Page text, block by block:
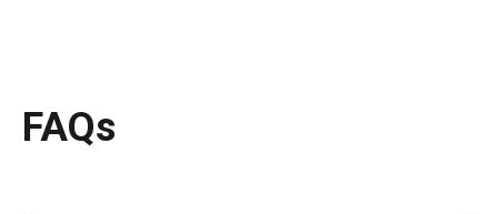
FAQs